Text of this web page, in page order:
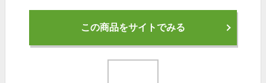
この商品をサイトでみる